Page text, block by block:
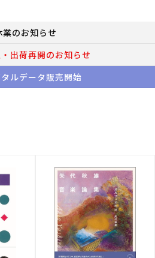
のお知らせ
出荷再開のお知らせ
タルデータ販売開始